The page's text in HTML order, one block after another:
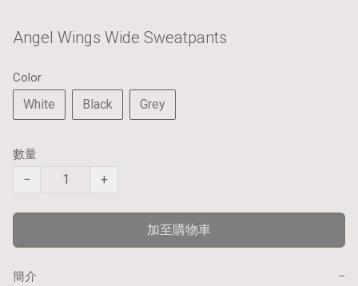
Angel Wings Wide Sweatpants
Color
White Black Grey
數量
− +
加至購物車
簡介 −